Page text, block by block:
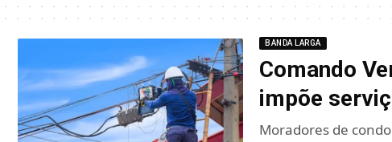
BANDA LARGA
Comando
impõe
Moradores de